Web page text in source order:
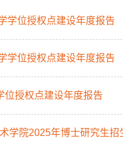
学位授权点建设年度报告
学位授权点建设年度报告
位授权点建设年度报告
学院2025年博士研究生招